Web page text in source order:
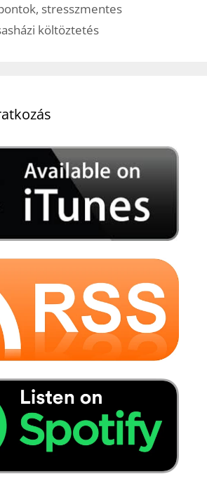
, stresszmentes
költöztetés